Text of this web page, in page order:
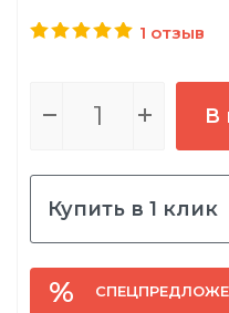
1 отзыв
В
Купить в 1 клик